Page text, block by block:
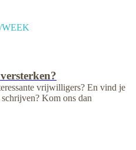
vrijwilligers? En vind je
Kom ons dan